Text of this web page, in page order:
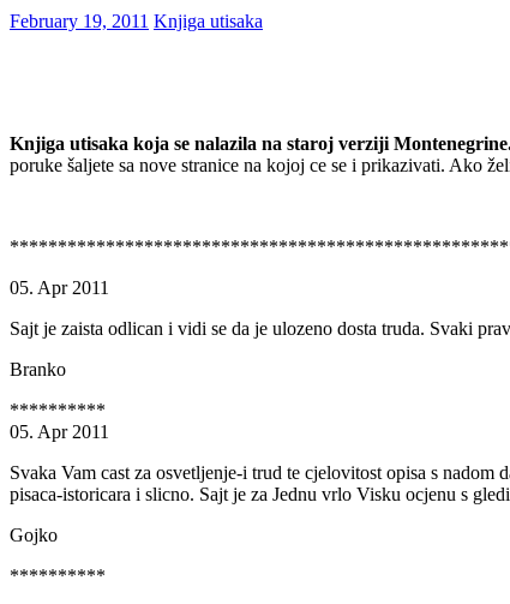
February 19, 2011 Knjiga utisaka
Knjiga utisaka koja se nalazila na staroj verziji
poruke šaljete sa nove stranice na kojoj ce se i prikazivati. Ako
05. Apr 2011
Sajt je zaista odlican i vidi se da je ulozeno dosta truda. Svaki
Branko
**********
05. Apr 2011
Svaka Vam cast za osvetljenje-i trud te cjelovitost opisa s
pisaca-istoricara i slicno. Sajt je za Jednu vrlo Visku ocjenu s
Gojko
**********